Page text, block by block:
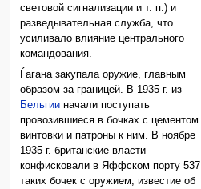
световой сигнализации и т. п.) и
разведывательная служба, что
усиливало влияние центрального
командования.
Ѓагана закупала оружие, главным
образом за границей. В 1935 г. из
Бельгии начали поступать
провозившиеся в бочках с цементом
винтовки и патроны к ним. В ноябре
1935 г. британские власти
конфисковали в Яффском порту 537
таких бочек с оружием, известие об